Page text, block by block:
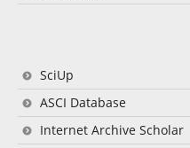
SciUp
ASCI Database
Internet Archive Scholar